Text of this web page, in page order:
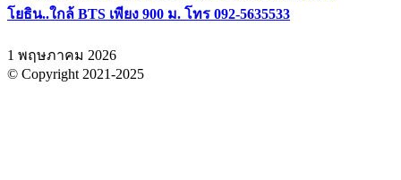
โยธิน..ใกล้ BTS เพียง 900 ม. โทร 092-5635533
1 พฤษภาคม 2026
© Copyright 2021-2025